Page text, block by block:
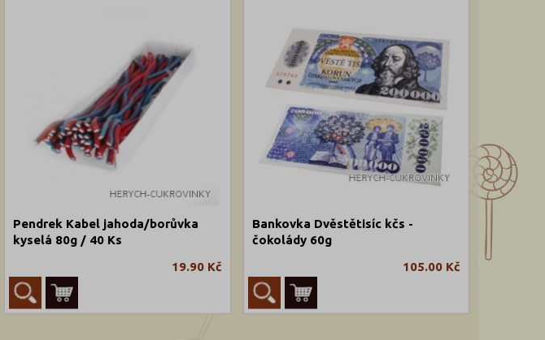
Pendrek Kabel jahoda/borůvka
kyselá 80g / 40 Ks
19.90 Kč
Bankovka Dvěstětisíc kčs -
čokolády 60g
105.00 Kč